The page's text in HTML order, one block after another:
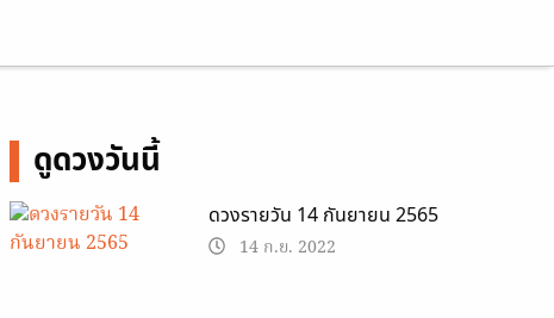
ดูดวงวันนี้
ดวงรายวัน 14 กันยายน 2565
14 ก.ย. 2022